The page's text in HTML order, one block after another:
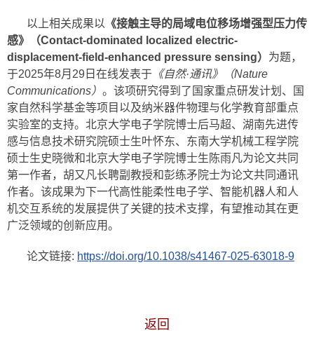
以上相关成果以 《接触主导的局域电位移场增强型压力传
感》（Contact-dominated localized electric-
displacement-field-enhanced pressure sensing） 为题，
于2025年8月29日在线发表于 《自然·通讯》（Nature
Communications） 。该项研究得到了国家重点研发计划、国
家自然科学基金等项目以及纳米器件物理与化学教育部重点
实验室的支持。北京大学电子学院博士后马超、湖南先进传
感与信息技术研究院硕士生叶怀东、东南大学机械工程学院
硕士生史晓微和北京大学电子学院博士生陈雨凡为论文共同
第一作者，胡又凡长聘副教授和彭练矛院士为论文共同通讯
作者。该成果为下一代高性能柔性电子学、智能机器人和人
机交互系统的发展提供了关键的技术支撑，有望推动其在更
广泛领域的创新应用。
论文链接: https://doi.org/10.1038/s41467-025-63018-9
返回